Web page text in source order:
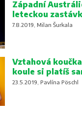
Západní
leteckou
7.8.2019, Milan Šurkala
Vztahová
koule si platíš
23.5.2019, Pavlína Pöschl